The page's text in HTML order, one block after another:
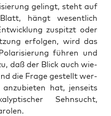
gelingt, steht auf
hängt wesent­lich
zuspitzt oder
erfol­gen, wird das
füh­ren und
daß der Blick auch wie­
die Fra­ge gestellt wer­
hat, jen­seits
Sehn­sucht,